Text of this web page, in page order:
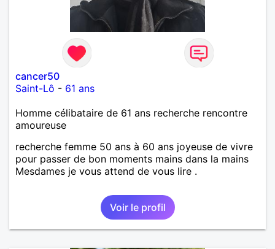
cancer50
Saint-Lô - 61 ans
Homme célibataire de 61 ans recherche rencontre
amoureuse
recherche femme 50 ans à 60 ans joyeuse de vivre
pour passer de bon moments mains dans la mains
Mesdames je vous attend de vous lire .
Voir le profil